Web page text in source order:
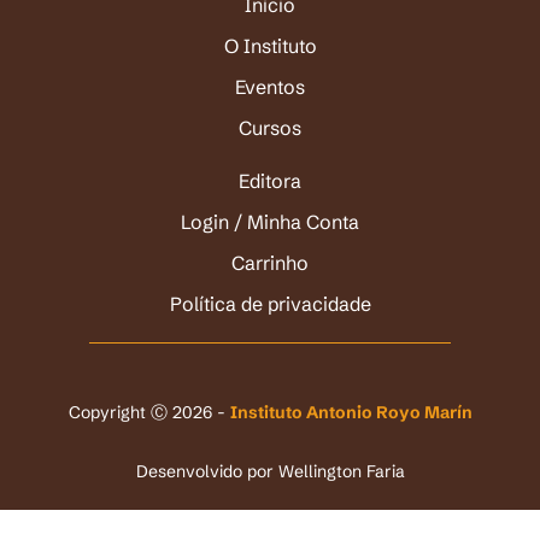
O Instituto
Eventos
Cursos
Editora
Login / Minha Conta
Carrinho
Política de privacidade
Copyright Ⓒ 2026 - Instituto Antonio Royo Marín
Desenvolvido por Wellington Faria